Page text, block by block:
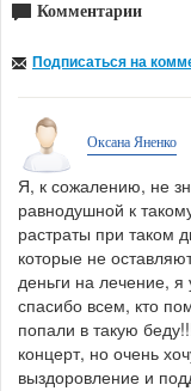
Комментарии
Подписаться на
Оксана Яненко
Я, к сожалению, не
равнодушной к
растраты при таком
которые не
деньги на лечение,
спасибо всем, кто
попали в такую
концерт, но очень
выздоровление и